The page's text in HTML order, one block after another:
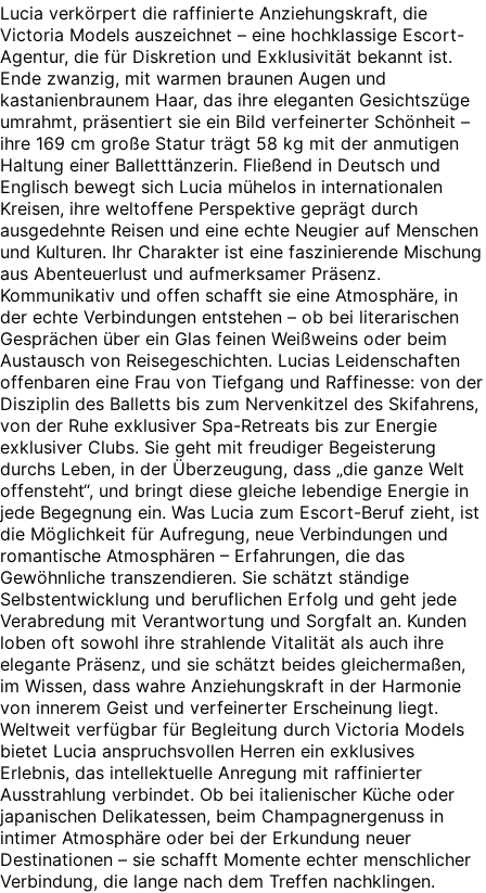
Lucia verkörpert die raffinierte Anziehungskraft, die
Victoria Models auszeichnet – eine hochklassige Escort-
Agentur, die für Diskretion und Exklusivität bekannt ist.
Ende zwanzig, mit warmen braunen Augen und
kastanienbraunem Haar, das ihre eleganten Gesichtszüge
umrahmt, präsentiert sie ein Bild verfeinerter Schönheit –
ihre 169 cm große Statur trägt 58 kg mit der anmutigen
Haltung einer Balletttänzerin. Fließend in Deutsch und
Englisch bewegt sich Lucia mühelos in internationalen
Kreisen, ihre weltoffene Perspektive geprägt durch
ausgedehnte Reisen und eine echte Neugier auf Menschen
und Kulturen. Ihr Charakter ist eine faszinierende Mischung
aus Abenteuerlust und aufmerksamer Präsenz.
Kommunikativ und offen schafft sie eine Atmosphäre, in
der echte Verbindungen entstehen – ob bei literarischen
Gesprächen über ein Glas feinen Weißweins oder beim
Austausch von Reisegeschichten. Lucias Leidenschaften
offenbaren eine Frau von Tiefgang und Raffinesse: von der
Disziplin des Balletts bis zum Nervenkitzel des Skifahrens,
von der Ruhe exklusiver Spa-Retreats bis zur Energie
exklusiver Clubs. Sie geht mit freudiger Begeisterung
durchs Leben, in der Überzeugung, dass „die ganze Welt
offensteht“, und bringt diese gleiche lebendige Energie in
jede Begegnung ein. Was Lucia zum Escort-Beruf zieht, ist
die Möglichkeit für Aufregung, neue Verbindungen und
romantische Atmosphären – Erfahrungen, die das
Gewöhnliche transzendieren. Sie schätzt ständige
Selbstentwicklung und beruflichen Erfolg und geht jede
Verabredung mit Verantwortung und Sorgfalt an. Kunden
loben oft sowohl ihre strahlende Vitalität als auch ihre
elegante Präsenz, und sie schätzt beides gleichermaßen,
im Wissen, dass wahre Anziehungskraft in der Harmonie
von innerem Geist und verfeinerter Erscheinung liegt.
Weltweit verfügbar für Begleitung durch Victoria Models
bietet Lucia anspruchsvollen Herren ein exklusives
Erlebnis, das intellektuelle Anregung mit raffinierter
Ausstrahlung verbindet. Ob bei italienischer Küche oder
japanischen Delikatessen, beim Champagnergenuss in
intimer Atmosphäre oder bei der Erkundung neuer
Destinationen – sie schafft Momente echter menschlicher
Verbindung, die lange nach dem Treffen nachklingen.